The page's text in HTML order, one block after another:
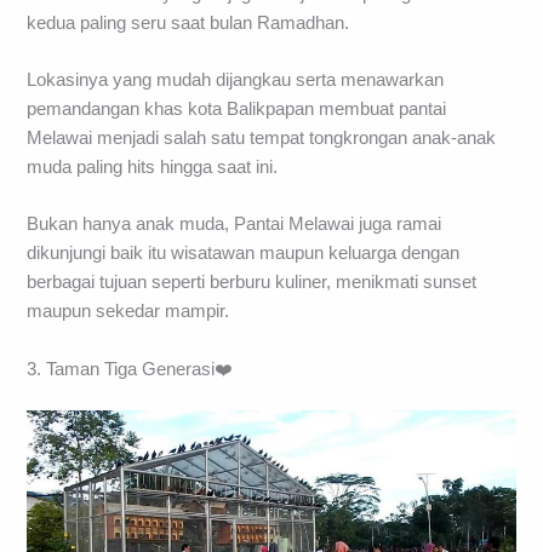
kedua paling seru saat bulan Ramadhan.
Lokasinya yang mudah dijangkau serta menawarkan
pemandangan khas kota Balikpapan membuat pantai
Melawai menjadi salah satu tempat tongkrongan anak-anak
muda paling hits hingga saat ini.
Bukan hanya anak muda, Pantai Melawai juga ramai
dikunjungi baik itu wisatawan maupun keluarga dengan
berbagai tujuan seperti berburu kuliner, menikmati sunset
maupun sekedar mampir.
3. Taman Tiga Generasi❤️